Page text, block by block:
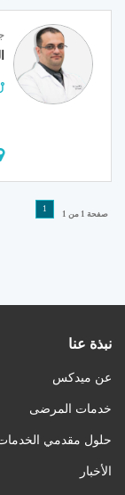
نبذة عنا
عن ميدكس
خدمات المرضى
حلول مقدمي الخدمات
الأخبار